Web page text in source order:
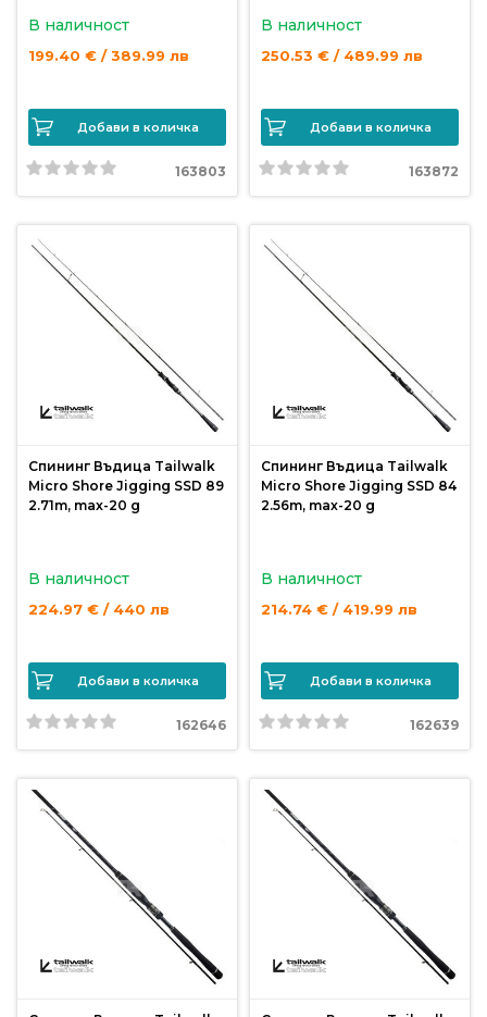
Дизайн
от
В наличност
199.40 € / 389.99 лв
Добави в количка
163803
В наличност
250.53 € / 489.99 лв
Добави в количка
163872
Спининг Въдица Tailwalk
Micro Shore Jigging SSD 89
2.71m, max-20 g
В наличност
224.97 € / 440 лв
Добави в количка
162646
Спининг Въдица Tailwalk
Micro Shore Jigging SSD 84
2.56m, max-20 g
В наличност
214.74 € / 419.99 лв
Добави в количка
162639